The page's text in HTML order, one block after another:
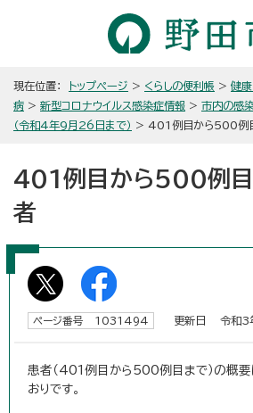
現在位置： トップページ > くらしの便利帳 > 健康
病 > 新型コロナウイルス感染症情報 > 市内の感
（令和4年9月26日まで） > 401例目から500例
401例目から500例目
者
ページ番号 1031494 更新日 令和3
患者（401例目から500例目まで）の概要
おりです。